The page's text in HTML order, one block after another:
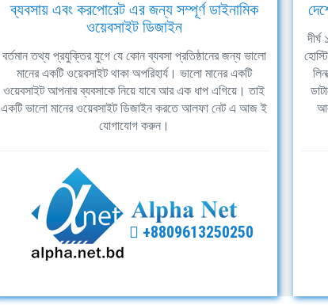
ব্যবসায় এবং করপোরেট এর জন্য সম্পূর্ণ ডাইনামিক
ওয়েবসাইট ডিজাইন
বর্তমান তথ্য প্রযুক্তির যুগে যে কোন ব্যবসা প্রতিষ্ঠানের জন্য ভালো
মানের একটি ওয়েবসাইট থাকা অপরিহার্য। ভালো মানের একটি
ওয়েবসাইট আপনার ব্যবসাকে নিয়ে যাবে আর এক ধাপ এগিয়ে। তাই
একটি ভালো মানের ওয়েবসাইট ডিজাইন করতে আলফা নেট এ আজ ই
যোগাযোগ করুন।
+8809613250250